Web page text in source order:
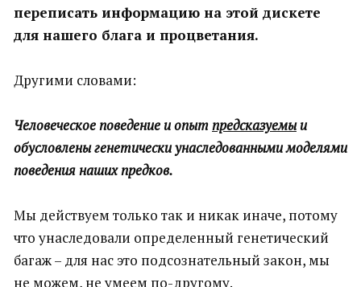
переписать информацию на этой дискете
для нашего блага и процветания.
Другими словами:
Человеческое поведение и опытпредсказуемыи
обусловлены генетически унаследованными моделями
поведения наших предков.
Мы действуем только так и никак иначе, потому
что унаследовали определенный генетический
багаж – для нас это подсознательный закон, мы
не можем, не умеем по-другому.